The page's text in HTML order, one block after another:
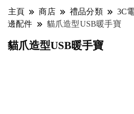
主頁 商店 禮品分類 3C
邊配件
貓爪造型USB暖手寶
貓爪造型USB暖手寶